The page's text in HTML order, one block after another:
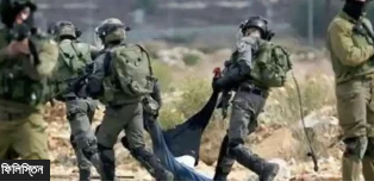
ফিলিস্তিন